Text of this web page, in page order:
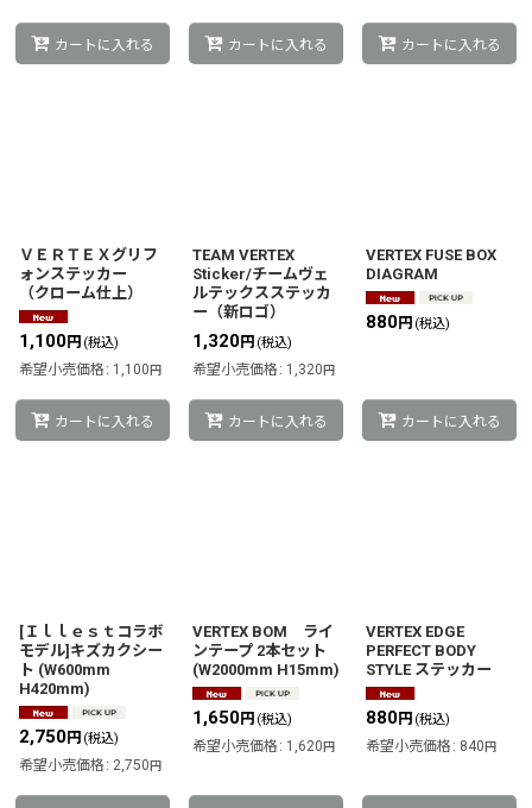
カートに入れる カートに入れる カートに入れる
ＶＥＲＴＥＸグリフ
ォンステッカー
（クローム仕上）
1,100円 (税込)
希望小売価格 : 1,100円
カートに入れる
TEAM VERTEX
Sticker/チームヴェ
ルテックスステッカ
ー（新ロゴ）
1,320円 (税込)
希望小売価格 : 1,320円
カートに入れる
VERTEX FUSE BOX
DIAGRAM
880円 (税込)
カートに入れる
[Ｉｌｌｅｓｔコラボ
モデル]キズカクシー
ト (W600mm
H420mm)
2,750円 (税込)
希望小売価格 : 2,750円
VERTEX BOM ライ
ンテープ 2本セット
(W2000mm H15mm)
1,650円 (税込)
希望小売価格 : 1,620円
VERTEX EDGE
PERFECT BODY
STYLE ステッカー
880円 (税込)
希望小売価格 : 840円